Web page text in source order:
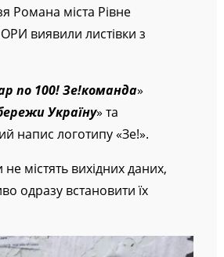
Романа міста Рівне
виявили листівки з
по 100! Зе!команда»
Україну» та
напис логотипу «Зе!».
не містять вихідних даних,
одразу встановити їх